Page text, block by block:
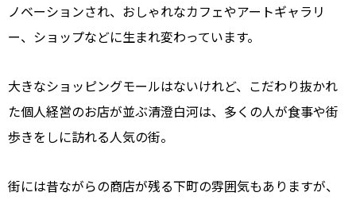
ノベーションされ、おしゃれなカフェやアートギャラリ
ー、ショップなどに生まれ変わっています。
大きなショッピングモールはないけれど、こだわり抜かれ
た個人経営のお店が並ぶ清澄白河は、多くの人が食事や街
歩きをしに訪れる人気の街。
街には昔ながらの商店が残る下町の雰囲気もありますが、